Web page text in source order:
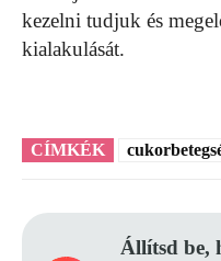
kezelni tudjuk és
kialakulását.
CÍMKÉK
Állítsd be,